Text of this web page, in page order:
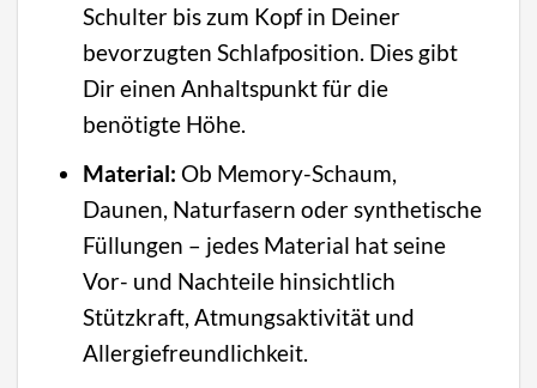
Schulter bis zum Kopf in Deiner
bevorzugten Schlafposition. Dies gibt
Dir einen Anhaltspunkt für die
benötigte Höhe.
Material: Ob Memory-Schaum,
Daunen, Naturfasern oder synthetische
Füllungen – jedes Material hat seine
Vor- und Nachteile hinsichtlich
Stützkraft, Atmungsaktivität und
Allergiefreundlichkeit.